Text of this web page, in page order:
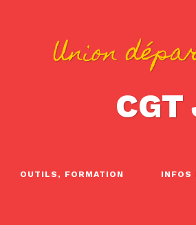
Union
OUTILS, FORMATION INFOS